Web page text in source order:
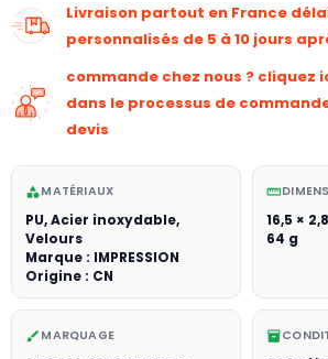
Livraison partout en France
personnalisés de 5 à 10 jours
commande chez nous ? cliquez
dans le processus de
devis
categoryMATÉRIAUX
PU, Acier inoxydable,
Velours
Marque : IMPRESSION
Origine : CN
straighten
16,5 ×
64 g
brush MARQUAGE inventory_2